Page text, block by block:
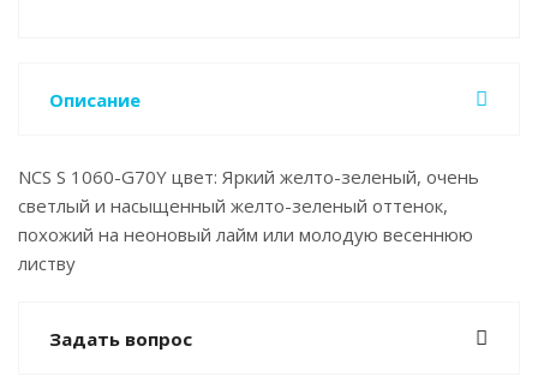
Описание
NCS S 1060-G70Y цвет: Яркий желто-зеленый, очень
светлый и насыщенный желто-зеленый оттенок,
похожий на неоновый лайм или молодую весеннюю
листву
Задать вопрос